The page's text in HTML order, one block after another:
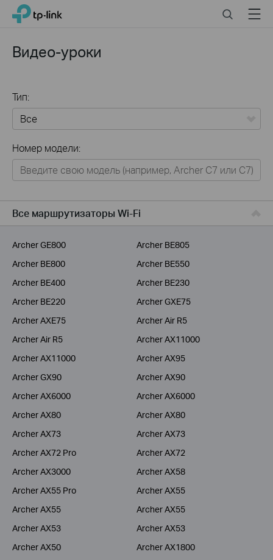
Click
navigation
TP-Link, Reliably Smart SearchMenu
Видео-уроки
Тип:
Для дома
Умный дом
Для операторов связи
Номер модели:
Все маршрутизаторы Wi-Fi
Archer GE800
Archer BE805
Archer BE800
Archer BE550
Archer BE400
Archer BE230
Archer BE220
Archer GXE75
Archer AXE75
Archer Air R5
Archer Air R5
Archer AX11000
Archer AX11000
Archer AX95
Archer GX90
Archer AX90
Archer AX6000
Archer AX6000
Archer AX80
Archer AX80
Archer AX73
Archer AX73
Archer AX72 Pro
Archer AX72
Archer AX3000
Archer AX58
Archer AX55 Pro
Archer AX55
Archer AX55
Archer AX55
Archer AX53
Archer AX53
Archer AX50
Archer AX1800